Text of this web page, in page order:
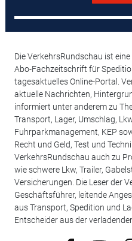
Die VerkehrsRundschau ist
Abo-Fachzeitschrift für
tagesaktuelles Online-Portal.
aktuelle Nachrichten,
informiert unter anderem zu
Transport, Lager, Umschlag,
Fuhrparkmanagement, KEP
Recht und Geld, Test und
VerkehrsRundschau auch zu
wie schwere Lkw, Trailer,
Versicherungen. Die Leser der
Geschäftsführer, leitende
aus Transport, Spedition und
Entscheider aus der